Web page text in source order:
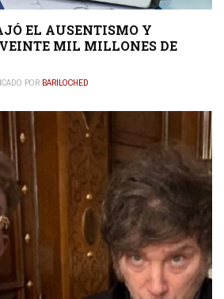
EL AUSENTISMO Y
MIL MILLONES DE
POR BARILOCHED